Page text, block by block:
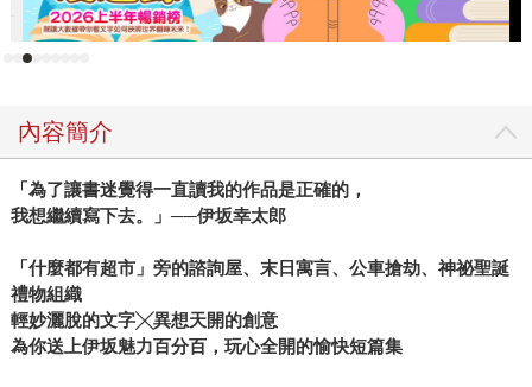
內容簡介
「為了讓書迷覺得一直讀我的作品是正確的，
我想繼續寫下去。」──伊坂幸太郎
「什麼都有超市」旁的諮詢屋、末日寓言、公車搶劫、神祕聖誕
禮物組織
輕妙灑脫的文字╳異想天開的創意
為你送上伊坂魅力百分百，玩心全開的愉快短篇集